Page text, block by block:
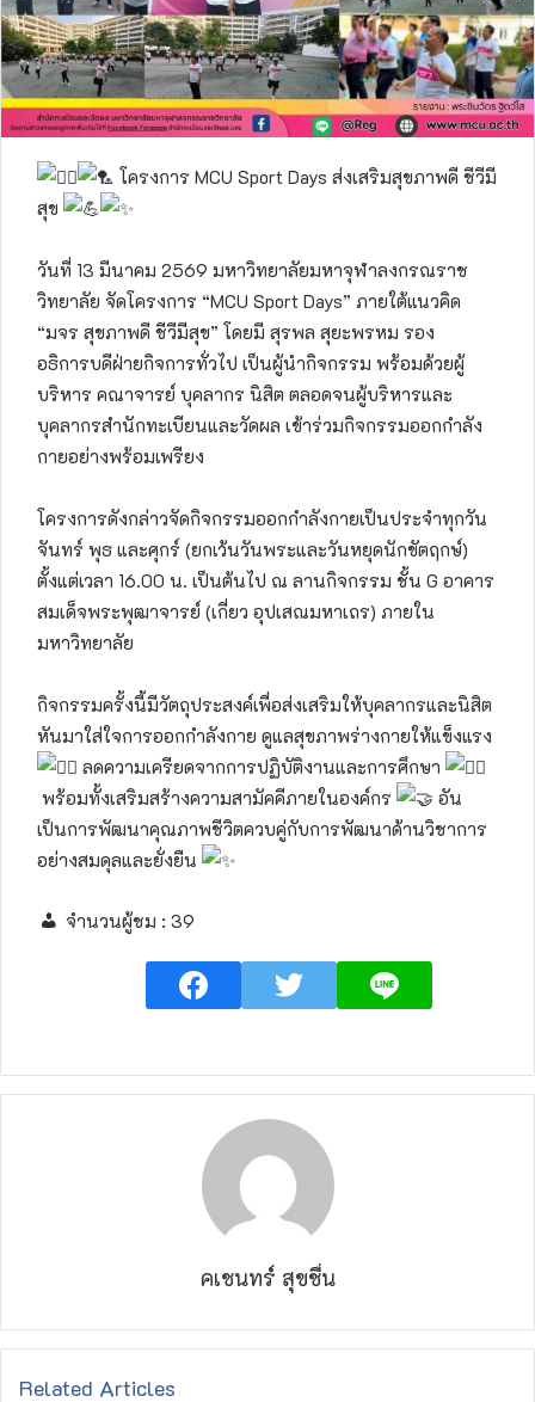
โครงการ MCU Sport Days ส่งเสริมสุขภาพดี ชีวีมี
สุข
วันที่ 13 มีนาคม 2569 มหาวิทยาลัยมหาจุฬาลงกรณราช
วิทยาลัย จัดโครงการ “MCU Sport Days” ภายใต้แนวคิด
“มจร สุขภาพดี ชีวีมีสุข” โดยมี สุรพล สุยะพรหม รอง
อธิการบดีฝ่ายกิจการทั่วไป เป็นผู้นำกิจกรรม พร้อมด้วยผู้
บริหาร คณาจารย์ บุคลากร นิสิต ตลอดจนผู้บริหารและ
บุคลากรสำนักทะเบียนและวัดผล เข้าร่วมกิจกรรมออกกำลัง
กายอย่างพร้อมเพรียง
โครงการดังกล่าวจัดกิจกรรมออกกำลังกายเป็นประจำทุกวัน
จันทร์ พุธ และศุกร์ (ยกเว้นวันพระและวันหยุดนักขัตฤกษ์)
ตั้งแต่เวลา 16.00 น. เป็นต้นไป ณ ลานกิจกรรม ชั้น G อาคาร
สมเด็จพระพุฒาจารย์ (เกี่ยว อุปเสณมหาเถร) ภายใน
มหาวิทยาลัย
กิจกรรมครั้งนี้มีวัตถุประสงค์เพื่อส่งเสริมให้บุคลากรและนิสิต
หันมาใส่ใจการออกกำลังกาย ดูแลสุขภาพร่างกายให้แข็งแรง
ลดความเครียดจากการปฏิบัติงานและการศึกษา
พร้อมทั้งเสริมสร้างความสามัคคีภายในองค์กร
อัน
เป็นการพัฒนาคุณภาพชีวิตควบคู่กับการพัฒนาด้านวิชาการ
อย่างสมดุลและยั่งยืน
จำนวนผู้ชม : 39
คเชนทร์ สุขชื่น
Related Articles